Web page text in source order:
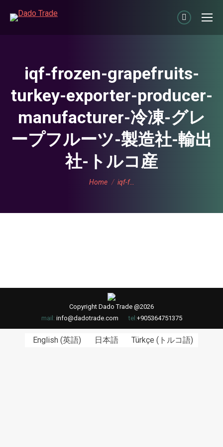
Linkedin
page
new
window
iqf-frozen-grapefruits-
turkey-exporter-producer-
manufacturer-冷凍-グレ
ープフルーツ-製造社-輸出
社-トルコ産
You are here:
Home iqf-f…
Copyright Dado Trade @2026
mail: info@dadotrade.com tel:+905364751375
English (英語) 日本語 Türkçe ( トルコ語)